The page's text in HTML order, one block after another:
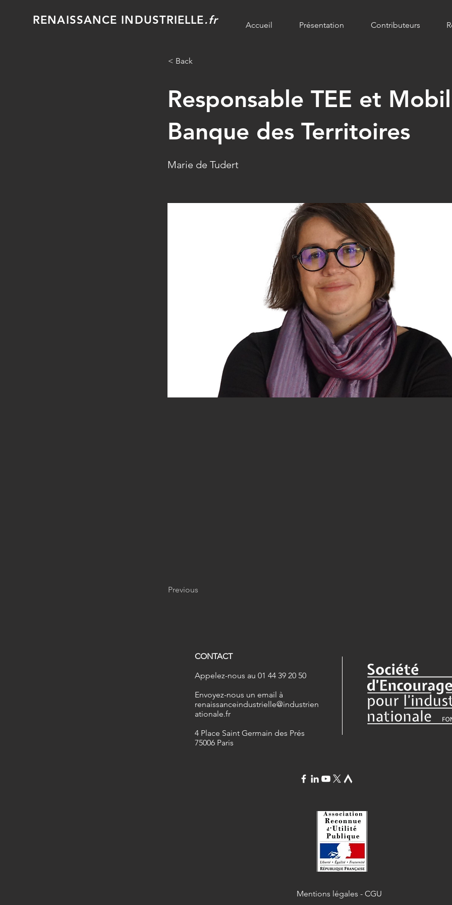
RENAISSANCE INDUSTRIELLE.fr Accueil Présentation Contributeurs
< Back
Responsable TEE et
Banque des Territoires
Marie de Tudert
Previous
CONTACT
Appelez-nous au 01 44 39 20 50
​Envoyez-nous un email à
renaissanceindustrielle@industrien
ationale.fr
4 Place Saint Germain des Prés
75006 Paris
Mentions légales - CGU